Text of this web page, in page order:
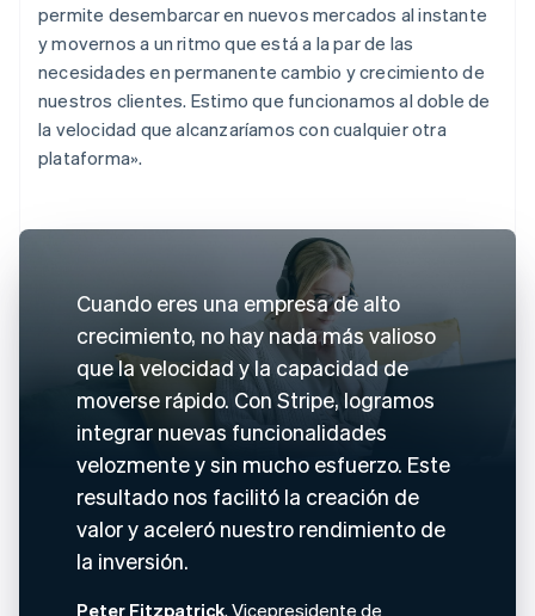
permite desembarcar en nuevos mercados al instante
y movernos a un ritmo que está a la par de las
necesidades en permanente cambio y crecimiento de
nuestros clientes. Estimo que funcionamos al doble de
la velocidad que alcanzaríamos con cualquier otra
plataforma».
Cuando eres una empresa de alto
crecimiento, no hay nada más valioso
que la velocidad y la capacidad de
moverse rápido. Con Stripe, logramos
integrar nuevas funcionalidades
velozmente y sin mucho esfuerzo. Este
resultado nos facilitó la creación de
valor y aceleró nuestro rendimiento de
la inversión.
Peter Fitzpatrick, Vicepresidente de